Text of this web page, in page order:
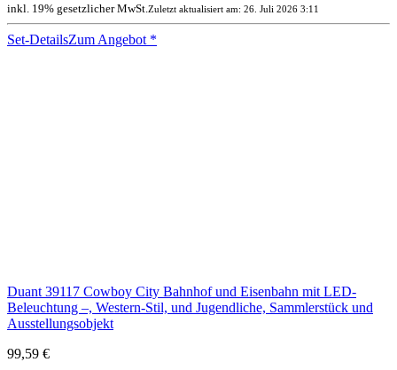
inkl. 19% gesetzlicher MwSt. Zuletzt aktualisiert am: 26. Juli 2026 3:11
Set-DetailsZum Angebot *
Duant 39117 Cowboy City Bahnhof und Eisenbahn mit LED-
Beleuchtung –, Western-Stil, und Jugendliche, Sammlerstück und
Ausstellungsobjekt
99,59 €